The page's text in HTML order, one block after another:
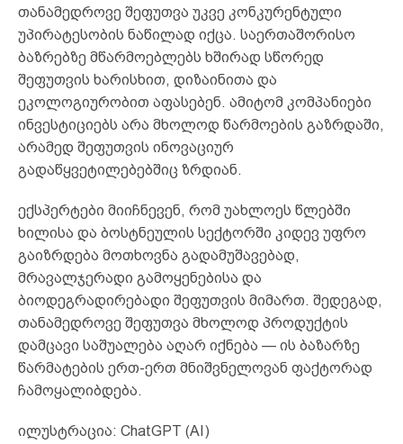
თანამედროვე შეფუთვა უკვე კონკურენტული
უპირატესობის ნაწილად იქცა. საერთაშორისო
ბაზრებზე მწარმოებლებს ხშირად სწორედ
შეფუთვის ხარისხით, დიზაინითა და
ეკოლოგიურობით აფასებენ. ამიტომ კომპანიები
ინვესტიციებს არა მხოლოდ წარმოების გაზრდაში,
არამედ შეფუთვის ინოვაციურ
გადაწყვეტილებებშიც ზრდიან.
ექსპერტები მიიჩნევენ, რომ უახლოეს წლებში
ხილისა და ბოსტნეულის სექტორში კიდევ უფრო
გაიზრდება მოთხოვნა გადამუშავებად,
მრავალჯერადი გამოყენებისა და
ბიოდეგრადირებადი შეფუთვის მიმართ. შედეგად,
თანამედროვე შეფუთვა მხოლოდ პროდუქტის
დამცავი საშუალება აღარ იქნება — ის ბაზარზე
წარმატების ერთ-ერთ მნიშვნელოვან ფაქტორად
ჩამოყალიბდება.
ილუსტრაცია: ChatGPT (AI)